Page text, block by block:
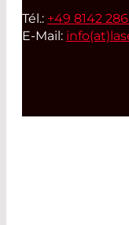
Tél.: +49 8142
E-Mail: info(at)